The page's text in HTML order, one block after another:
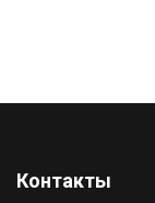
Контакты